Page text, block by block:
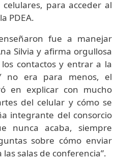
para acceder al
PDEA.
fue a manejar
Silvia y afirma orgullosa
contactos y entrar a la
no era para menos, el
en explicar con mucho
del celular y cómo se
integrante del consorcio
nunca acaba, siempre
sobre cómo enviar
salas de conferencia”.